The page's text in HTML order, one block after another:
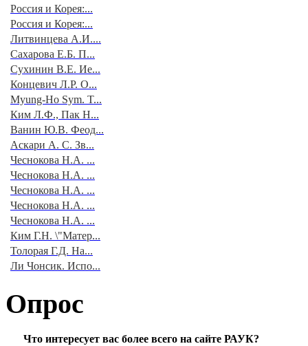
Россия и Корея:...
Россия и Корея:...
Литвинцева А.И....
Сахарова Е.Б. П...
Сухинин В.Е. Ие...
Концевич Л.Р. О...
Myung-Ho Sym. T...
Ким Л.Ф., Пак Н...
Ванин Ю.В. Феод...
Аскари А. С. Зв...
Чеснокова Н.А. ...
Чеснокова Н.А. ...
Чеснокова Н.А. ...
Чеснокова Н.А. ...
Чеснокова Н.А. ...
Ким Г.Н. \"Матер...
Толорая Г.Д. На...
Ли Чонсик. Испо...
Опрос
Что интересует вас более всего на сайте РАУК?